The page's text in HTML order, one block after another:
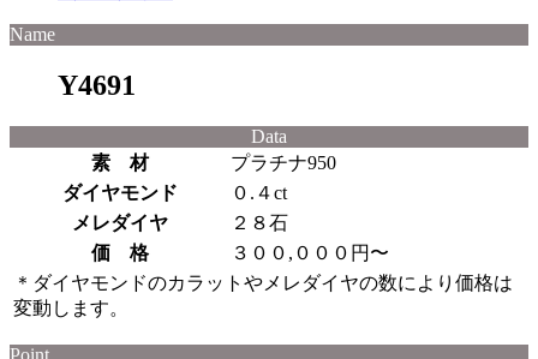
Name
Y4691
Data
素 材
プラチナ950
ダイヤモンド
０.４ct
メレダイヤ
２８石
価 格
３００,０００円〜
＊ダイヤモンドのカラットやメレダイヤの数により価格は
変動します。
Point